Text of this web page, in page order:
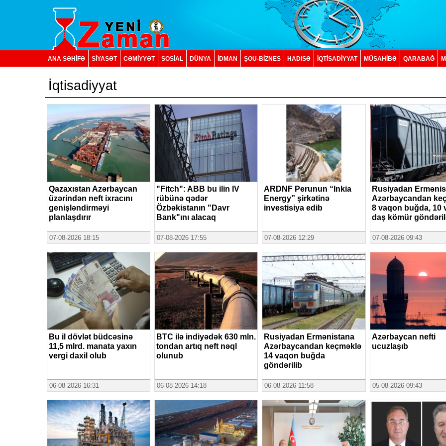
ANA SƏHİFƏ SİYASƏT CƏMİYYƏT SOSIAL DÜNYA İDMAN ŞOU-BİZNES HADISƏ İQTISADIYYAT MÜSAHİBƏ QARABAĞ
İqtisadiyyat
Qazaxıstan Azərbaycan
üzərindən neft ixracını
genişləndirməyi
planlaşdırır
07-08-2026 18:15
"Fitch": ABB bu ilin IV
rübünə qədər
Özbəkistanın "Davr
Bank"ını alacaq
07-08-2026 17:55
ARDNF Perunun “Inkia
Energy” şirkətinə
investisiya edib
07-08-2026 12:29
Rusiyadan
Azərbaycandan
8 vaqon buğda, 10
daş kömür
07-08-2026 09:43
Bu il dövlət büdcəsinə
11,5 mlrd. manata yaxın
vergi daxil olub
06-08-2026 16:31
BTC ilə indiyədək 630 mln.
tondan artıq neft nəql
olunub
06-08-2026 14:18
Rusiyadan Ermənistana
Azərbaycandan keçməklə
14 vaqon buğda
göndərilib
06-08-2026 11:58
Azərbaycan nefti
ucuzlaşıb
05-08-2026 09:43